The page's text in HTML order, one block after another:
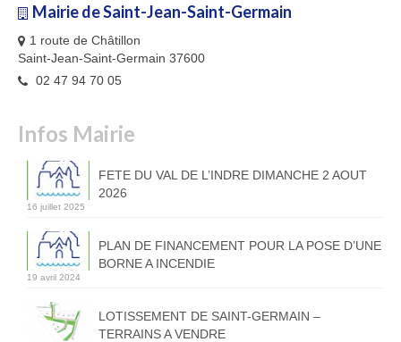
Mairie de Saint-Jean-Saint-Germain
1 route de Châtillon
Saint-Jean-Saint-Germain 37600
02 47 94 70 05
Infos Mairie
FETE DU VAL DE L’INDRE DIMANCHE 2 AOUT
2026
16 juillet 2025
PLAN DE FINANCEMENT POUR LA POSE D’UNE
BORNE A INCENDIE
19 avril 2024
LOTISSEMENT DE SAINT-GERMAIN –
TERRAINS A VENDRE